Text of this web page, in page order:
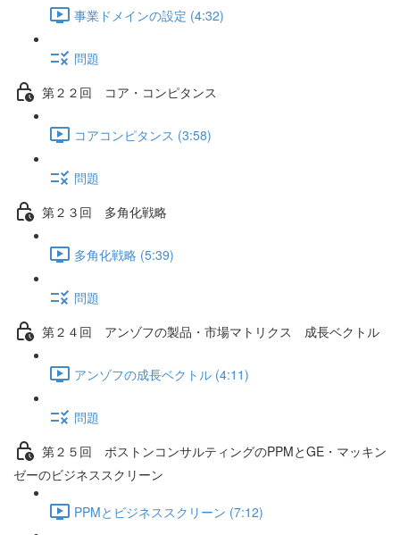
事業ドメインの設定 (4:32)
問題
第２２回 コア・コンピタンス
コアコンピタンス (3:58)
問題
第２３回 多角化戦略
多角化戦略 (5:39)
問題
第２４回 アンゾフの製品・市場マトリクス 成長ベクトル
アンゾフの成長ベクトル (4:11)
問題
第２５回 ボストンコンサルティングのPPMとGE・マッキン
ゼーのビジネススクリーン
PPMとビジネススクリーン (7:12)